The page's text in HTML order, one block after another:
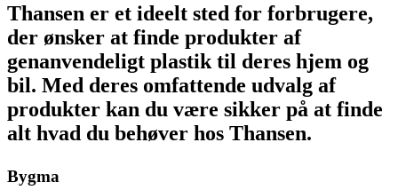
Thansen er et ideelt sted for forbrugere,
der ønsker at finde produkter af
genanvendeligt plastik til deres hjem og
bil. Med deres omfattende udvalg af
produkter kan du være sikker på at finde
alt hvad du behøver hos Thansen.
Bygma